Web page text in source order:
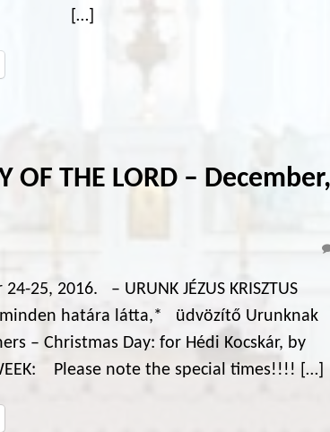
[…]
OF THE LORD – December,
24-25, 2016. – URUNK JÉZUS KRISZTUS
minden határa látta,* üdvözítő Urunknak
– Christmas Day: for Hédi Kocskár, by
Please note the special times!!!! […]